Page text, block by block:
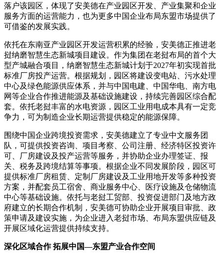
落户该园区，体现了安美德在产业园区开发、产业集聚和企业
服务方面的运营能力，也为更多中国企业布局东盟市场提供了
可借鉴的发展实践。
依托在东南亚产业园区开发运营积累的经验，安美德正推进老
挝纳磨智慧生态新城项目建设。作为集团在老挝布局的首个大
型产城融合项目，纳磨智慧生态新城计划于2027年初实现首批
标准厂房投产运营。根据规划，园区将建设变电站、污水处理
中心及绿色能源供应体系，并与中国电建、中国华电、南方电
网等企业合作推进能源及基础设施建设，持续完善园区综合配
套。依托老挝丰富的水电资源，园区工业用电成本具有一定竞
争力，可为制造企业长期运营提供稳定的能源保障。
围绕中国企业跨境投资需求，安美德建立了专业中文服务团
队，可提供投资咨询、项目考察、公司注册、经济特区投资许
可、厂房建设及投产运营等服务，并协助企业办理签证、报
关、税务及跨境结算等事项。根据企业不同发展阶段，园区可
提供标准厂房租赁、定制厂房建设及工业用地开发等多种投资
方案，并配套员工宿舍、商业服务中心、医疗设施及仓储物流
中心等基础设施。依托与老挝工贸部、投资促进部门及地方政
府建立的长期合作机制，安美德可协助企业开展项目审批、政
策申请及建设实施，为企业进入老挝市场、布局东盟供应链及
开展区域化运营提供持续支持。
深化区域合作 拓展中国—东盟产业合作空间